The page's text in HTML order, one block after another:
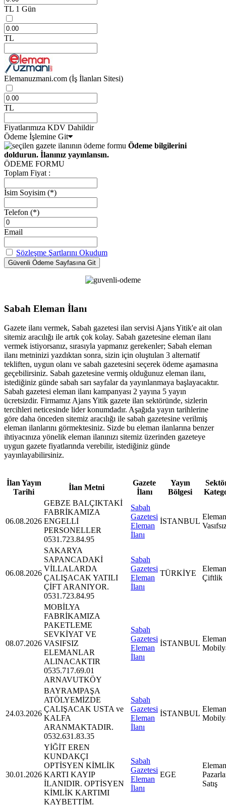
TL 1 Gün
TL
Elemanuzmani.com (İş İlanları Sitesi)
TL
Fiyatlarımıza KDV Dahildir
Ödeme İşlemine Git
Ödeme bilgilerini
doldurun. İlanınız yayınlansın.
ÖDEME FORMU
Toplam Fiyat :
İsim Soyisim (*)
Telefon (*)
Email
Sözleşme Şartlarını Okudum
Sabah Eleman İlanı
Gazete ilanı vermek, Sabah gazetesi ilan servisi Ajans Yitik'e ait olan
sitemiz aracılığı ile artık çok kolay. Sabah gazetesine eleman ilanı
vermek istiyorsanız, sırasıyla yapmanız gerekenler; Sabah eleman
ilanı metninizi yazdıktan sonra, sizin için oluştulan 3 alternatif
tekliften, uygun olanı ve sabah gazetesini seçerek ödeme aşamasına
geçebilirsiniz. Sabah gazetesine vermiş olduğunuz eleman ilanı,
istediğiniz günde sabah sarı sayfalar da yayınlanmaya başlayacaktır.
Sabah gazetesi eleman ilanı kampanyası 2 yayına 5 yayın
ücretsizdir. Firmamız Ajans Yitik gazete ilan sektöründe, sizlerin
tercihleri neticesinde lider konumdadır. Aşağıda yayın tarihlerine
göre daha önceden sitemiz aracılığı ile sabah gazetesine verilmiş
eleman ilanlarını görmektesiniz. Sizde bu eleman ilanlarına benzer
ihtiyacınıza yönelik eleman ilanınızı sitemiz üzerinden gazeteye
uygun gazete fiyatlarında verebilir, istediğiniz günde
yayınlayabilirsiniz.
İlan Yayın
Tarihi
İlan Metni
Gazete
İlanı
Yayın
Bölgesi
06.08.2026
GEBZE BALÇIKTAKİ
FABRİKAMIZA
ENGELLİ
PERSONELLER
0531.723.84.95
Sabah
Gazetesi
Eleman
İlanı
İSTANBUL
06.08.2026
SAKARYA
SAPANCADAKİ
VİLLALARDA
ÇALIŞACAK YATILI
ÇİFT ARANIYOR.
0531.723.84.95
Sabah
Gazetesi
Eleman
İlanı
TÜRKİYE
Çiftlik
08.07.2026
MOBİLYA
FABRİKAMIZA
PAKETLEME
SEVKİYAT VE
VASIFSIZ
ELEMANLAR
ALINACAKTIR
0535.717.69.01
ARNAVUTKÖY
Sabah
Gazetesi
Eleman
İlanı
İSTANBUL
24.03.2026
BAYRAMPAŞA
ATÖLYEMİZDE
ÇALIŞACAK USTA ve
KALFA
ARANMAKTADIR.
0532.631.83.35
Sabah
Gazetesi
Eleman
İlanı
İSTANBUL
30.01.2026
YİĞİT EREN
KUNDAKÇI
OPTİSYEN KİMLİK
KARTI KAYIP
İLANIDIR. OPTİSYEN
KİMLİK KARTIMI
KAYBETTİM.
Sabah
Gazetesi
Eleman
İlanı
EGE
Satış